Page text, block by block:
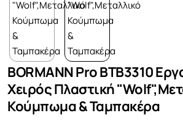
BORMANN Pro BTB3310
Χειρός Πλαστική
Κούμπωμα & Ταμπακέρα